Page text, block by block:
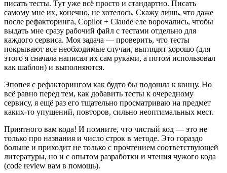
писать тесты. Тут уже всё просто и стандартно. Писать
самому мне их, конечно, не хотелось. Скажу лишь, что даже
после рефакторинга, Copilot + Claude еле ворочались, чтобы
выдать мне сразу рабочий файл с тестами отдельно для
каждого сервиса. Моя задача — проверить, что тесты
покрывают все необходимые случаи, выглядят хорошо (для
этого я сначала написал их сам руками, а потом использовал
как шаблон) и выполняются.
Эпопея с рефакторингом как будто бы подошла к концу. Но
всё равно перед тем, как добавить тесты к очередному
сервису, я ещё раз его тщательно просматриваю на предмет
каких-то упущений, повторов, сильно неоптимальных мест.
Приятного вам кода! И помните, что чистый код — это не
только про названия и число строк в методе. Это гораздо
больше и приходит не только с прочтением соответствующей
литературы, но и с опытом разработки и чтения чужого кода
(code review вам в помощь).